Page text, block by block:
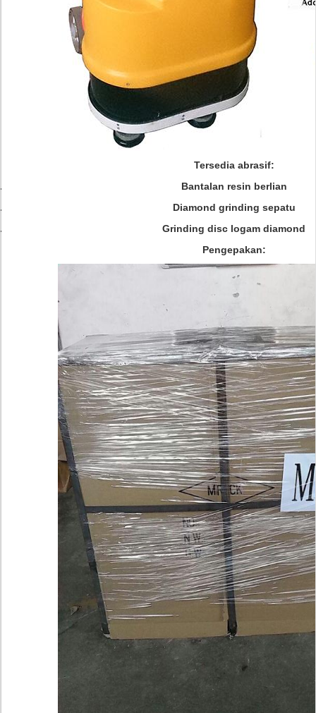
Tersedia abrasif:
Bantalan resin berlian
Diamond grinding sepatu
Grinding disc logam diamond
Pengepakan: